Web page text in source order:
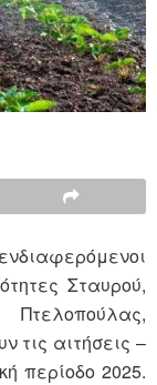
Σταυρού,
τις αιτήσεις –
περίοδο 2025.